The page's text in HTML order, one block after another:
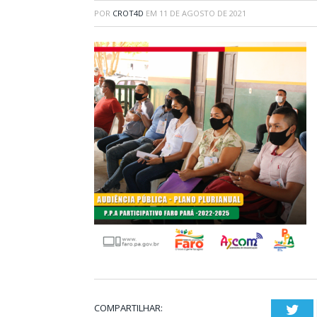
POR CROT4D EM 11 DE AGOSTO DE 2021
COMPARTILHAR: